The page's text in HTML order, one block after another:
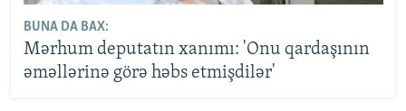
BUNA DA BAX:
Mərhum deputatın xanımı: 'Onu qardaşının
əməllərinə görə həbs etmişdilər'